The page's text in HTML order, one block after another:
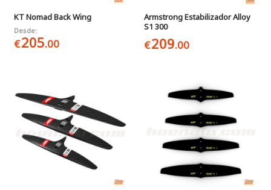
KT Nomad Back Wing
Desde:
€205.00
Armstrong Estabilizador Alloy
S1 300
€209.00